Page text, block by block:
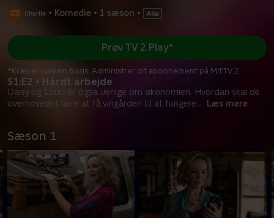
• Komedie • 1 sæson •
S1:E2 • Hårdt arbejde
Daisy og Louis er også uenige om økonomien. Hvordan skal de
overhovedet lære at få vingården til at fungere... Læs mere
Prøv TV 2 Play*
*Kræver pakken Basis. Administrer dit abonnement på Mit TV 2.
Sæson 1